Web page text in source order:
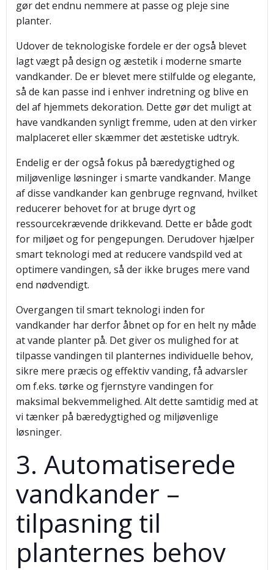
gør det endnu nemmere at passe og pleje sine
planter.
Udover de teknologiske fordele er der også blevet
lagt vægt på design og æstetik i moderne smarte
vandkander. De er blevet mere stilfulde og elegante,
så de kan passe ind i enhver indretning og blive en
del af hjemmets dekoration. Dette gør det muligt at
have vandkanden synligt fremme, uden at den virker
malplaceret eller skæmmer det æstetiske udtryk.
Endelig er der også fokus på bæredygtighed og
miljøvenlige løsninger i smarte vandkander. Mange
af disse vandkander kan genbruge regnvand, hvilket
reducerer behovet for at bruge dyrt og
ressourcekrævende drikkevand. Dette er både godt
for miljøet og for pengepungen. Derudover hjælper
smart teknologi med at reducere vandspild ved at
optimere vandingen, så der ikke bruges mere vand
end nødvendigt.
Overgangen til smart teknologi inden for
vandkander har derfor åbnet op for en helt ny måde
at vande planter på. Det giver os mulighed for at
tilpasse vandingen til planternes individuelle behov,
sikre mere præcis og effektiv vanding, få advarsler
om f.eks. tørke og fjernstyre vandingen for
maksimal bekvemmelighed. Alt dette samtidig med at
vi tænker på bæredygtighed og miljøvenlige
løsninger.
3. Automatiserede
vandkander –
tilpasning til
planternes behov